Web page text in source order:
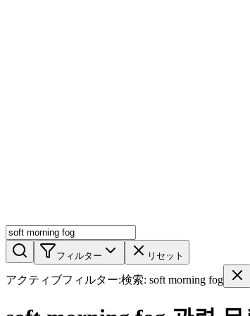
フィルター リセット
アクティブフィルター:検索: soft morning fog